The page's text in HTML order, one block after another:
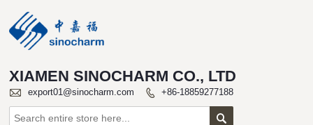
XIAMEN SINOCHARM CO., LTD
 export01@sinocharm.com  +86-18859277188
